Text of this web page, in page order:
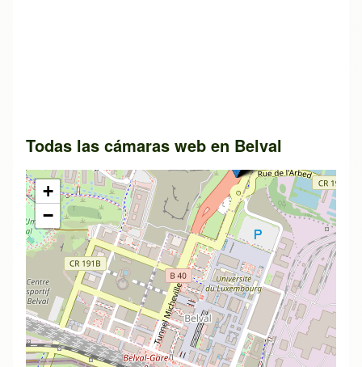
Todas las cámaras web en Belval
+
−